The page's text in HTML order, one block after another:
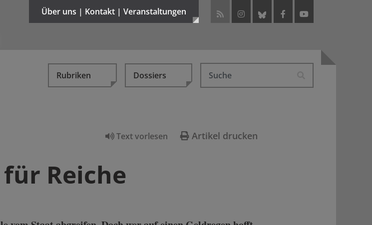
Über uns | Kontakt | Veranstaltungen
Rubriken Dossiers
Text vorlesen Artikel drucken
Reiche